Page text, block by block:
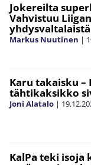
Jokereilta
Vahvistuu Liigan
Markus Nuutinen |
Karu takaisku –
tähtikaksikko
Joni Alatalo |
KalPa teki isoja